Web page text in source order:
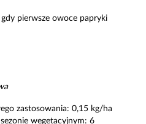
pierwsze owoce papryki
zastosowania: 0,15 kg/ha
wegetacyjnym: 6